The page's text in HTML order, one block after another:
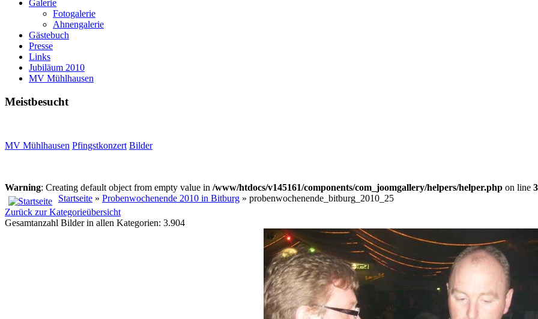
Galerie
Fotogalerie
Ahnengalerie
Gästebuch
Presse
Links
Jubiläum 2010
MV Mühlhausen
Meistbesucht
MV Mühlhausen Pfingstkonzert Bilder
Warning: Creating default object from empty value in /www/htdocs/v145161/components/com_joomgallery/helpers/helper.php on line
Startseite » Probenwochenende 2010 in Bitburg » probenwochenende_bitburg_2010_25
Zurück zur Kategorieübersicht
Gesamtanzahl Bilder in allen Kategorien: 3.904